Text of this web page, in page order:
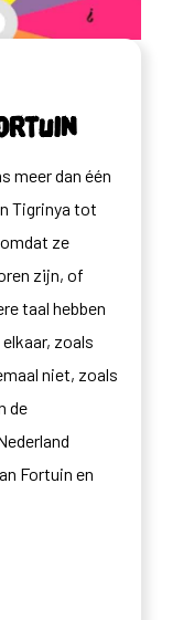
meer dan één
Tigrinya tot
ze
zijn, of
taal hebben
zoals
niet, zoals
de
Fortuin en